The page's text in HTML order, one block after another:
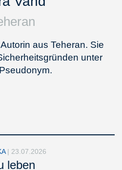
aus Teheran. Sie
unter
| 23.07.2026
leben